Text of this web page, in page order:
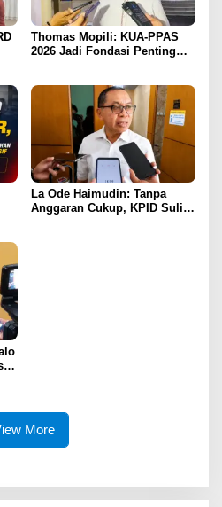
Thomas Mopili: KUA-PPAS
2026 Jadi Fondasi Penting
La Ode Haimudin: Tanpa
Anggaran Cukup, KPID Sulit
More